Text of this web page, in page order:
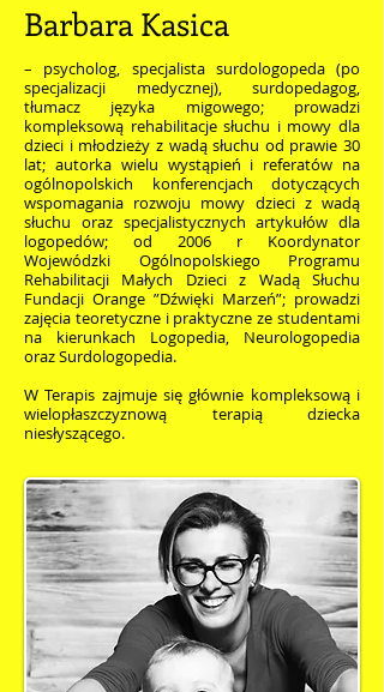
Barbara Kasica
– psycholog, specjalista surdologopeda (po
specjalizacji medycznej), surdopedagog,
tłumacz języka migowego; prowadzi
kompleksową rehabilitacje słuchu i mowy dla
dzieci i młodzieży z wadą słuchu od prawie 30
lat; autorka wielu wystąpień i referatów na
ogólnopolskich konferencjach dotyczących
wspomagania rozwoju mowy dzieci z wadą
słuchu oraz specjalistycznych artykułów dla
logopedów; od 2006 r Koordynator
Wojewódzki Ogólnopolskiego Programu
Rehabilitacji Małych Dzieci z Wadą Słuchu
Fundacji Orange ”Dźwięki Marzeń”; prowadzi
zajęcia teoretyczne i praktyczne ze studentami
na kierunkach Logopedia, Neurologopedia
oraz Surdologopedia.
W Terapis zajmuje się głównie kompleksową i
wielopłaszczyznową terapią dziecka
niesłyszącego.